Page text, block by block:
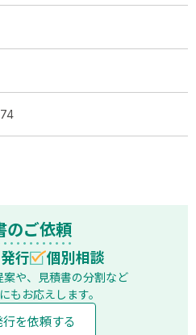
のご依頼
行 個別相談
案や、見積書の分割など
もお応えします。
行を依頼する